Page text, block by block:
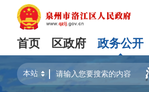
首页 区政府 政务公开